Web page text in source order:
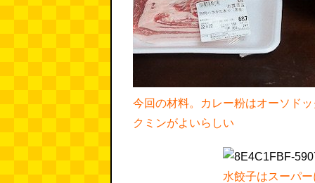
今回の材料。カレー粉はオーソド
クミンがよいらしい
水餃子はスーパ